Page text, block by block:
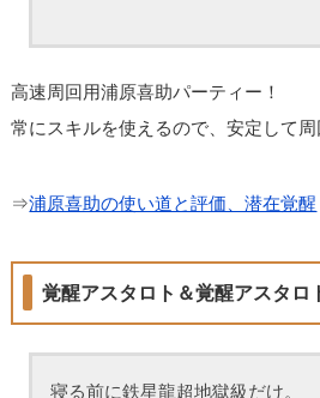
高速周回用浦原喜助パーティー！
常にスキルを使えるので、安定して周
⇒浦原喜助の使い道と評価、潜在覚醒
覚醒アスタロト＆覚醒アスタロ
寝る前に鉄星龍超地獄級だけ。